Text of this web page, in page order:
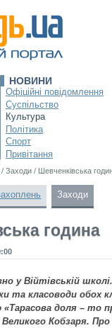
НОВИНИ
Офіційні повідомлення
Суспільство
Культура
Політика
Спорт
Привітання
/ Заходи / Шевченківська
Заходи
година
у Війтівській
та класоводи обох
«Тарасова доля – то
Кобзаря. Про